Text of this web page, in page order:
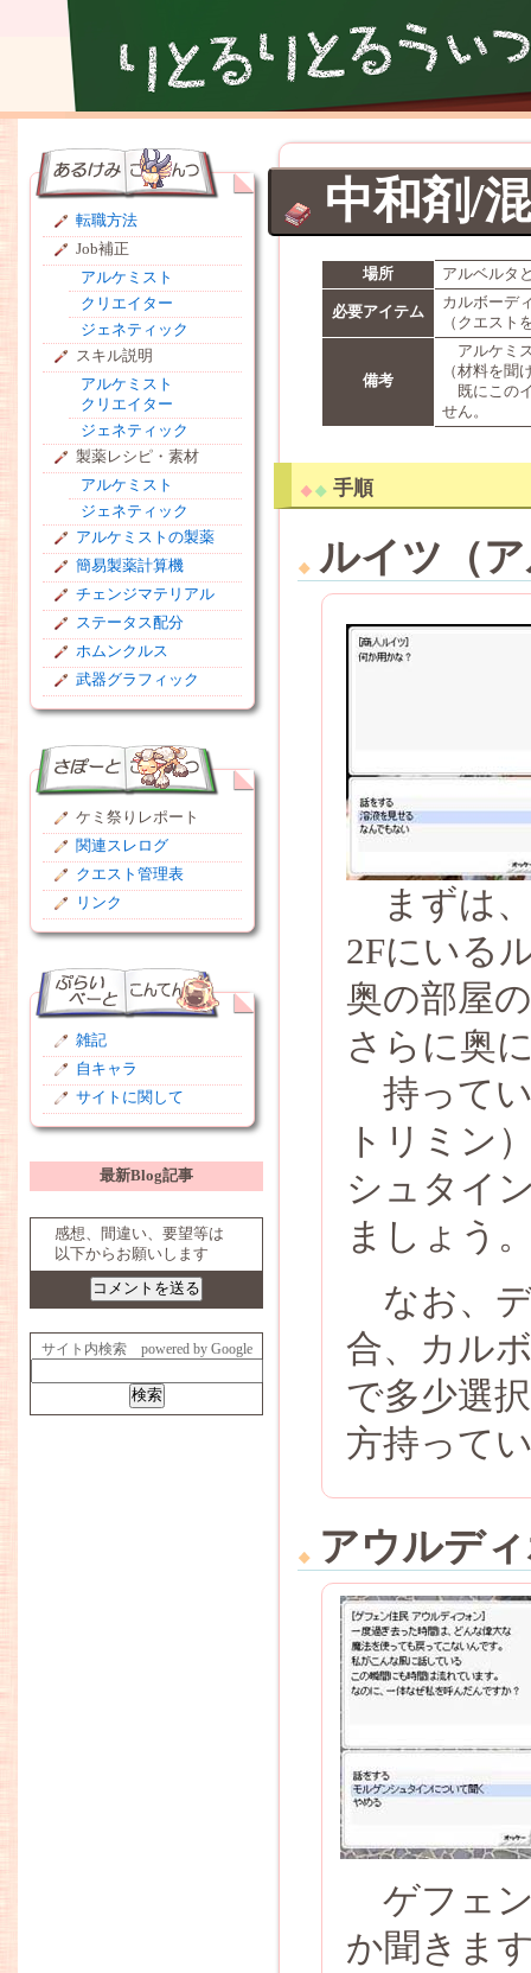
転職方法
Job補正
アルケミスト
クリエイター
ジェネティック
スキル説明
アルケミスト
クリエイター
ジェネティック
製薬レシピ・素材
アルケミスト
ジェネティック
アルケミストの製薬
簡易製薬計算機
チェンジマテリアル
ステータス配分
ホムンクルス
武器グラフィック
ケミ祭りレポート
関連スレログ
クエスト管理表
リンク
雑記
自キャラ
サイトに関して
最新Blog記事
R2S by Serio-net.
感想、間違い、要望等は
以下からお願いします
サイト内検索 powered by Google
中和剤/
場所 アルベルタ
必要アイテム
カルボーデ
（クエスト
備考
アルケミ
（材料を聞
既にこの
せん。
手順
ルイツ（
まずは、
2Fにいる
奥の部屋
さらに奥
持って
トリミン
シュタイ
ましょう
なお、
合、カル
で多少選
方持って
アウルデ
ゲフェ
か聞きま